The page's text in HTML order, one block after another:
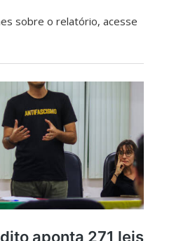
sobre o relatório, acesse